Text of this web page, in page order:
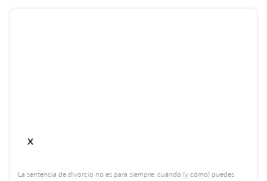
x
La sentencia de divorcio no es para siempre: cuándo (y cómo) puedes